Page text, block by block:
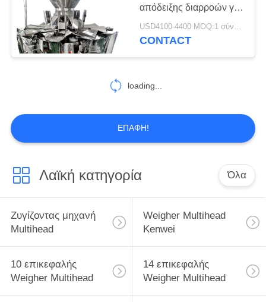
απόδειξης διαρροών για
τη σκόνη
USD4100-4400 MOQ:1 σύνολο
CONTACT
loading...
ΕΠΑΦΉ!
Λαϊκή κατηγορία Όλα
Ζυγίζοντας μηχανή
Multihead
Weigher Multihead
Kenwei
10 επικεφαλής
Weigher Multihead
14 επικεφαλής
Weigher Multihead